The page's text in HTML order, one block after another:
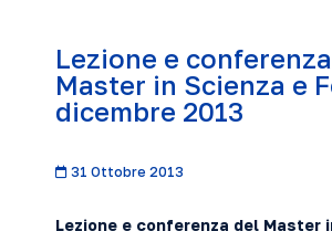
Lezione e
Master in Scienza e
dicembre 2013
31 Ottobre 2013
Lezione e conferenza del Master